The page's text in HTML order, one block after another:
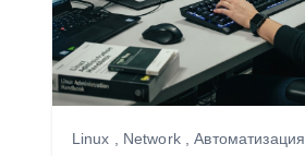
Linux Network,Автоматизация